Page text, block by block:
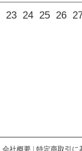
23 24 25 26
会社概要| 特定商取引に